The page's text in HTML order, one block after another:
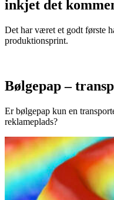
inkjet det
Det har været et godt første
produktionsprint.
Bølgepap –
Er bølgepap kun en
reklameplads?